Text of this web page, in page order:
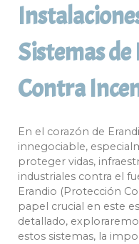
Sistemas
Contra
En el corazón de
innegociable,
proteger vidas,
industriales contra el
Erandio (Protección
papel crucial en este
detallado,
estos sistemas, la